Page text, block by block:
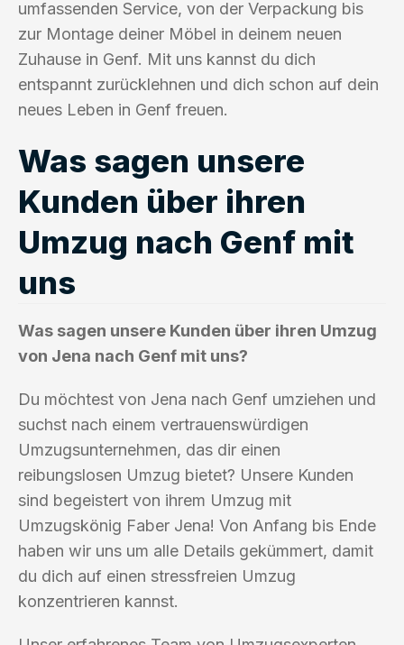
umfassenden Service, von der Verpackung bis
zur Montage deiner Möbel in deinem neuen
Zuhause in Genf. Mit uns kannst du dich
entspannt zurücklehnen und dich schon auf dein
neues Leben in Genf freuen.
Was sagen unsere
Kunden über ihren
Umzug nach Genf mit
uns
Was sagen unsere Kunden über ihren Umzug
von Jena nach Genf mit uns?
Du möchtest von Jena nach Genf umziehen und
suchst nach einem vertrauenswürdigen
Umzugsunternehmen, das dir einen
reibungslosen Umzug bietet? Unsere Kunden
sind begeistert von ihrem Umzug mit
Umzugskönig Faber Jena! Von Anfang bis Ende
haben wir uns um alle Details gekümmert, damit
du dich auf einen stressfreien Umzug
konzentrieren kannst.